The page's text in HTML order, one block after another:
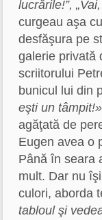
lucrările!”,
curgeau aşa
desfăşura pe
galerie privată
scriitorului
bunicul lui din
eşti un
agăţată de
Eugen avea o
Până în seara
mult. Dar nu
culori, aborda
tabloul şi